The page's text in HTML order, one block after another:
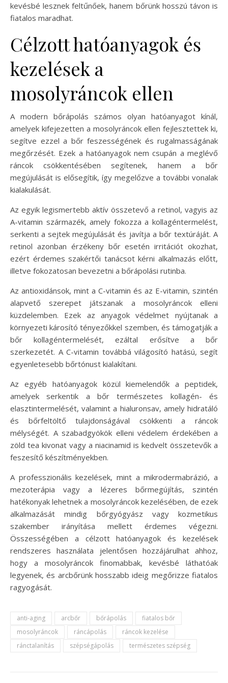
kevésbé lesznek feltűnőek, hanem bőrünk hosszú távon is
fiatalos maradhat.
Célzott hatóanyagok és
kezelések a
mosolyráncok ellen
A modern bőrápolás számos olyan hatóanyagot kínál,
amelyek kifejezetten a mosolyráncok ellen fejlesztettek ki,
segítve ezzel a bőr feszességének és rugalmasságának
megőrzését. Ezek a hatóanyagok nem csupán a meglévő
ráncok csökkentésében segítenek, hanem a bőr
megújulását is elősegítik, így megelőzve a további vonalak
kialakulását.
Az egyik legismertebb aktív összetevő a retinol, vagyis az
A-vitamin származék, amely fokozza a kollagéntermelést,
serkenti a sejtek megújulását és javítja a bőr textúráját. A
retinol azonban érzékeny bőr esetén irritációt okozhat,
ezért érdemes szakértői tanácsot kérni alkalmazás előtt,
illetve fokozatosan bevezetni a bőrápolási rutinba.
Az antioxidánsok, mint a C-vitamin és az E-vitamin, szintén
alapvető szerepet játszanak a mosolyráncok elleni
küzdelemben. Ezek az anyagok védelmet nyújtanak a
környezeti károsító tényezőkkel szemben, és támogatják a
bőr kollagéntermelését, ezáltal erősítve a bőr
szerkezetét. A C-vitamin továbbá világosító hatású, segít
egyenletesebb bőrtónust kialakítani.
Az egyéb hatóanyagok közül kiemelendők a peptidek,
amelyek serkentik a bőr természetes kollagén- és
elasztintermelését, valamint a hialuronsav, amely hidratáló
és bőrfeltöltő tulajdonságával csökkenti a ráncok
mélységét. A szabadgyökök elleni védelem érdekében a
zöld tea kivonat vagy a niacinamid is kedvelt összetevők a
feszesítő készítményekben.
A professzionális kezelések, mint a mikrodermabrázió, a
mezoterápia vagy a lézeres bőrmegújítás, szintén
hatékonyak lehetnek a mosolyráncok kezelésében, de ezek
alkalmazását mindig bőrgyógyász vagy kozmetikus
szakember irányítása mellett érdemes végezni.
Összességében a célzott hatóanyagok és kezelések
rendszeres használata jelentősen hozzájárulhat ahhoz,
hogy a mosolyráncok finomabbak, kevésbé láthatóak
legyenek, és arcbőrünk hosszabb ideig megőrizze fiatalos
ragyogását.
anti-aging arcbőr bőrápolás
fiatalos bőr
mosolyráncok
ráncápolás
ráncok kezelése
ránctalanítás
szépségápolás természetes szépség